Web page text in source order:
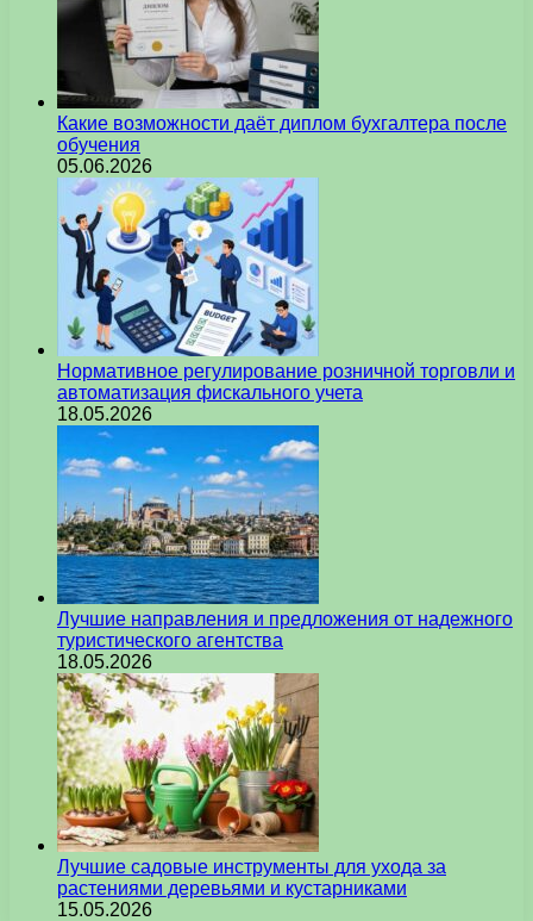
Какие возможности даёт диплом бухгалтера после
обучения
05.06.2026
Нормативное регулирование розничной торговли и
автоматизация фискального учета
18.05.2026
Лучшие направления и предложения от надежного
туристического агентства
18.05.2026
Лучшие садовые инструменты для ухода за
растениями деревьями и кустарниками
15.05.2026